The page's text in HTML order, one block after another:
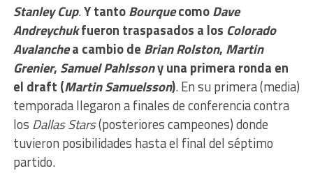
Stanley Cup.Y tantoBourquecomoDave
Andreychukfueron traspasados a los Colorado
Avalanchea cambio de Brian Rolston, Martin
Grenier, Samuel Pahlssony una primera ronda en
el draft (Martin Samuelsson). En su primera (media)
temporada llegaron a finales de conferencia contra
los Dallas Stars(posteriores campeones) donde
tuvieron posibilidades hasta el final del séptimo
partido.